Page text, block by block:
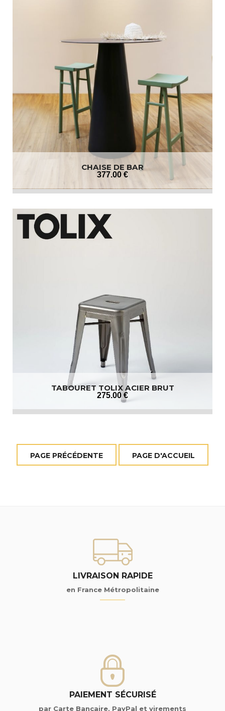
CHAISE DE BAR
377.00 €
TABOURET TOLIX ACIER BRUT
275.00 €
LIVRAISON RAPIDE
en France Métropolitaine
PAIEMENT SÉCURISÉ
par Carte Bancaire, PayPal et virements